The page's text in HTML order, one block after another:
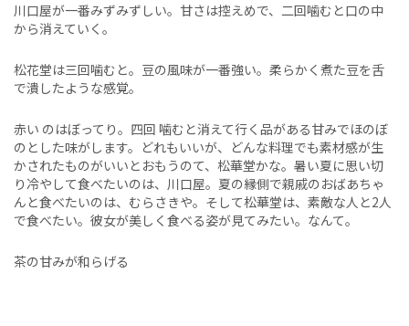
川口屋が一番みずみずしい。甘さは控えめで、二回噛むと口の中
から消えていく。
松花堂は三回噛むと。豆の風味が一番強い。柔らかく煮た豆を舌
で潰したような感覚。
赤い のはぼってり。四回 噛むと消えて行く品がある甘みでほのぼ
のとした味がします。どれもいいが、どんな料理でも素材感が生
かされたものがいいとおもうのて、松華堂かな。暑い夏に思い切
り冷やして食べたいのは、川口屋。夏の縁側で親戚のおばあちゃ
んと食べたいのは、むらさきや。そして松華堂は、素敵な人と2人
で食べたい。彼女が美しく食べる姿が見てみたい。なんて。
茶の甘みが和らげる